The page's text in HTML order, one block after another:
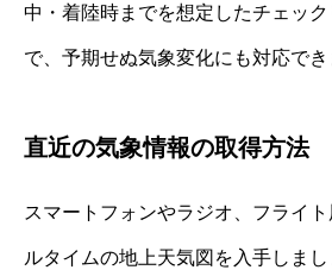
中・着陸時までを想定したチェッ
で、予期せぬ気象変化にも対応でき
直近の気象情報の取得方法
スマートフォンやラジオ、フライ
ルタイムの地上天気図を入手しま